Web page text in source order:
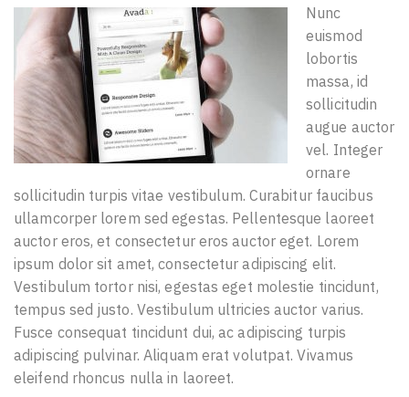
Nunc
euismod
lobortis
massa, id
sollicitudin
augue auctor
vel. Integer
ornare
sollicitudin turpis vitae vestibulum. Curabitur faucibus
ullamcorper lorem sed egestas. Pellentesque laoreet
auctor eros, et consectetur eros auctor eget. Lorem
ipsum dolor sit amet, consectetur adipiscing elit.
Vestibulum tortor nisi, egestas eget molestie tincidunt,
tempus sed justo. Vestibulum ultricies auctor varius.
Fusce consequat tincidunt dui, ac adipiscing turpis
adipiscing pulvinar. Aliquam erat volutpat. Vivamus
eleifend rhoncus nulla in laoreet.